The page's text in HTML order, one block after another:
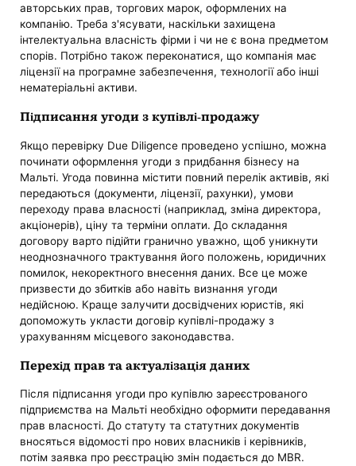
авторських прав, торгових марок, оформлених на
компанію. Треба з'ясувати, наскільки захищена
інтелектуальна власність фірми і чи не є вона предметом
спорів. Потрібно також переконатися, що компанія має
ліцензії на програмне забезпечення, технології або інші
нематеріальні активи.
Підписання угоди з купівлі-продажу
Якщо перевірку Due Diligence проведено успішно, можна
починати оформлення угоди з придбання бізнесу на
Мальті. Угода повинна містити повний перелік активів, які
передаються (документи, ліцензії, рахунки), умови
переходу права власності (наприклад, зміна директора,
акціонерів), ціну та терміни оплати. До складання
договору варто підійти гранично уважно, щоб уникнути
неоднозначного трактування його положень, юридичних
помилок, некоректного внесення даних. Все це може
призвести до збитків або навіть визнання угоди
недійсною. Краще залучити досвідчених юристів, які
допоможуть укласти договір купівлі-продажу з
урахуванням місцевого законодавства.
Перехід прав та актуалізація даних
Після підписання угоди про купівлю зареєстрованого
підприємства на Мальті необхідно оформити передавання
прав власності. До статуту та статутних документів
вносяться відомості про нових власників і керівників,
потім заявка про реєстрацію змін подається до MBR.